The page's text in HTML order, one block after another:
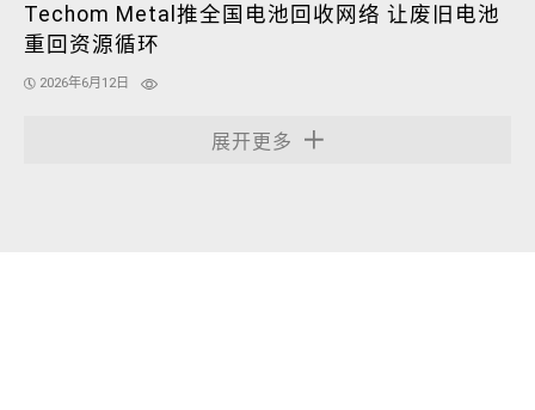
Techom Metal推全国电池回收网络 让废旧电池
重回资源循环
2026年6月12日
展开更多